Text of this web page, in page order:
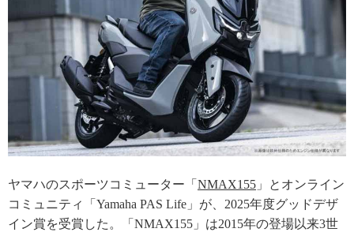
ヤマハのスポーツコミューター「 NMAX155 」とオンライン
コミュニティ「Yamaha PAS Life」が、2025年度グッドデザ
イン賞を受賞した。「NMAX155」は2015年の登場以来3世